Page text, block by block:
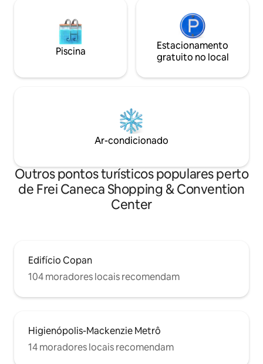
Piscina
Estacionamento
gratuito no local
Ar-condicionado
Outros pontos turísticos populares perto
de Frei Caneca Shopping & Convention
Center
Edifício Copan
104 moradores locais recomendam
Higienópolis-Mackenzie Metrô
14 moradores locais recomendam